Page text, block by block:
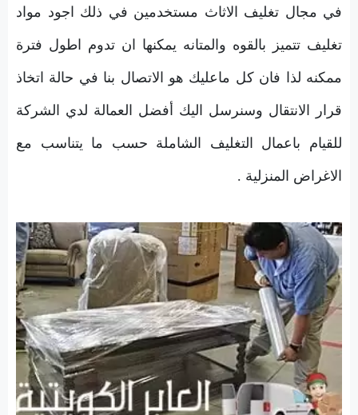
في مجال تغليف الاثاث مستخدمين في ذلك اجود مواد
تغليف تتميز بالقوه والمتانه يمكنها ان تدوم اطول فترة
ممكنه لذا فان كل ماعليك هو الاتصال بنا في حالة اتخاذ
قرار الانتقال وسنرسل اليك أفضل العمالة لدي الشركة
للقيام باعمال التغليف الشاملة حسب ما يتناسب مع
الاغراض المنزلية .